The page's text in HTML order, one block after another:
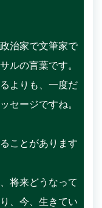
治家で文筆家で
ルの言葉です。
よりも、一度だ
セージですね。
ことがあります
将来どうなって
、今、生きてい